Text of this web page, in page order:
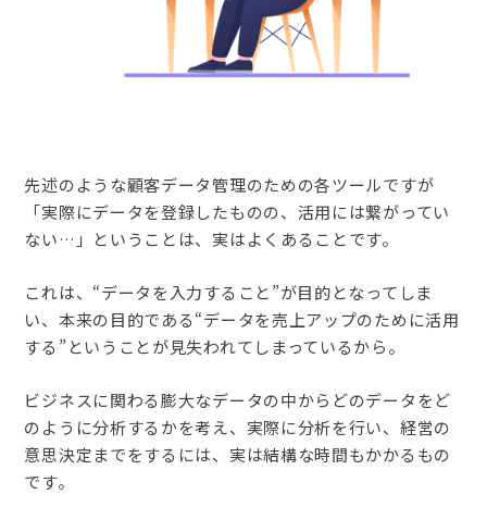
先述のような顧客データ管理のための各ツールですが
「実際にデータを登録したものの、活用には繋がってい
ない…」ということは、実はよくあることです。
これは、“データを入力すること”が目的となってしま
い、本来の目的である“データを売上アップのために活用
する”ということが見失われてしまっているから。
ビジネスに関わる膨大なデータの中からどのデータをど
のように分析するかを考え、実際に分析を行い、経営の
意思決定までをするには、実は結構な時間もかかるもの
です。